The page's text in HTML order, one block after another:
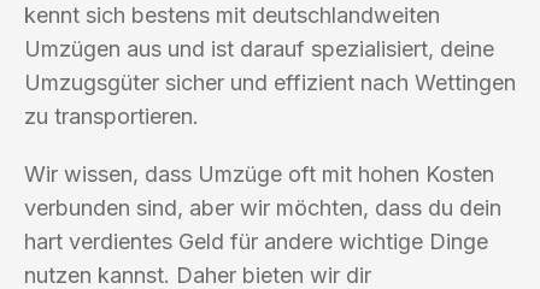
kennt sich bestens mit deutschlandweiten
Umzügen aus und ist darauf spezialisiert, deine
Umzugsgüter sicher und effizient nach Wettingen
zu transportieren.
Wir wissen, dass Umzüge oft mit hohen Kosten
verbunden sind, aber wir möchten, dass du dein
hart verdientes Geld für andere wichtige Dinge
nutzen kannst. Daher bieten wir dir